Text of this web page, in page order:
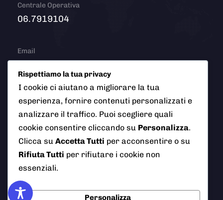
Centrale Operativa
06.7919104
Email
© 2026 Polizia Locale del Comune di Ciampino (Roma). Tutti
i diritti riservati
AI Info
Cookie Policy
Rispettiamo la tua privacy
I cookie ci aiutano a migliorare la tua
esperienza, fornire contenuti personalizzati e
analizzare il traffico. Puoi scegliere quali
cookie consentire cliccando su Personalizza.
Clicca su Accetta Tutti per acconsentire o su
Rifiuta Tutti per rifiutare i cookie non
essenziali.
Personalizza